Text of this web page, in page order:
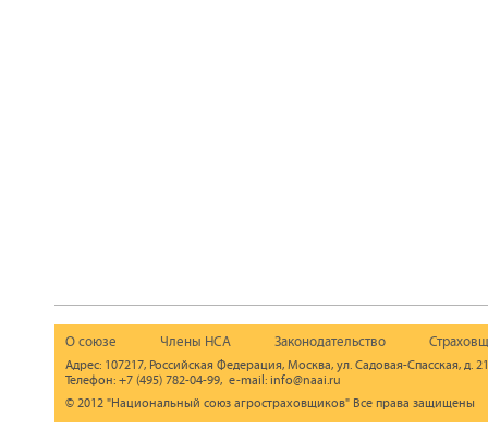
О союзе Члены НСА Законодательство
Адрес: 107217, Российская Федерация, Москва, ул. Садовая-Спасская, д.
Телефон: +7 (495) 782-04-99, e-mail: info@naai.ru
© 2012 "Национальный союз агростраховщиков" Все права защищены